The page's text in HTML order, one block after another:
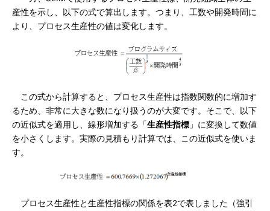
産性を示し、以下の式で算出します。つまり、工数や開発時間に
より、プロセス生産性の値は変化します。
この式から計算すると、プロセス生産性は指数関数的に増加す
るため、非常に大きな数になり扱うのが大変です。そこで、以下
の近似式を適用し、線形増加する「生産性指標 」に変換して数値
を小さくします。実際の見積もり計算では、この近似式を使いま
す。
プロセス生産性と生産性指標の関係を表2で表しました（強引